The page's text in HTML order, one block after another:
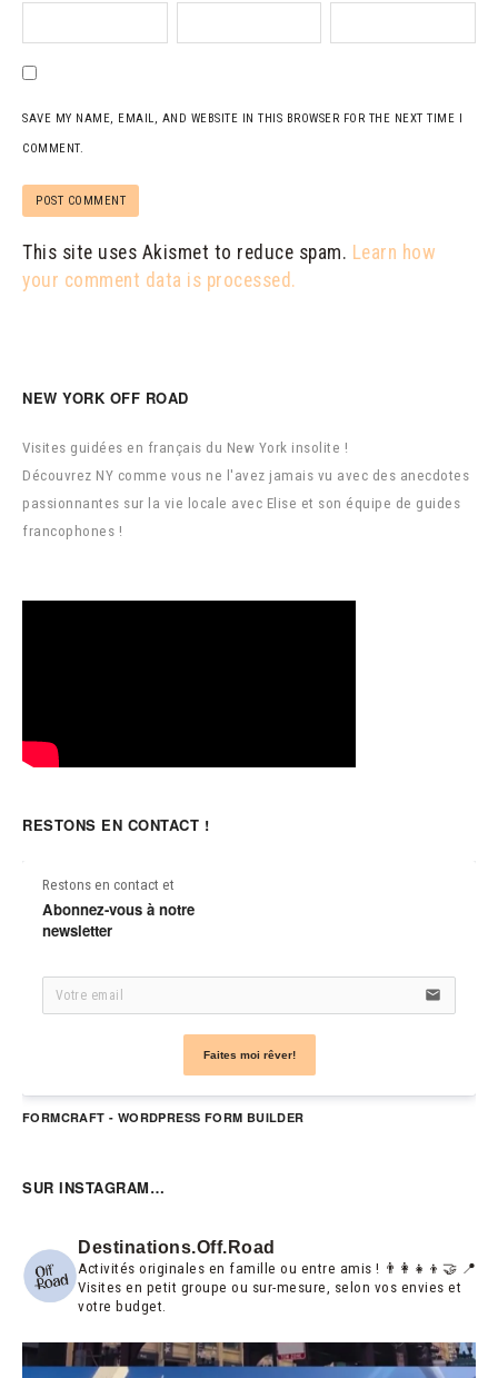
SAVE MY NAME, EMAIL, AND WEBSITE IN THIS BROWSER FOR THE NEXT TIME I
COMMENT.
This site uses Akismet to reduce spam. Learn how
your comment data is processed.
NEW YORK OFF ROAD
Visites guidées en français du New York insolite !
Découvrez NY comme vous ne l'avez jamais vu avec des anecdotes
passionnantes sur la vie locale avec Elise et son équipe de guides
francophones !
RESTONS EN CONTACT !
Restons en contact et
Abonnez-vous à notre
newsletter
email
Faites moi rêver!
FORMCRAFT - WORDPRESS FORM BUILDER
SUR INSTAGRAM…
Destinations.off.road
Activités originales en famille ou entre amis ! 👨‍👩‍👧‍👦🤝 📍
Visites en petit groupe ou sur-mesure, selon vos envies et
votre budget.